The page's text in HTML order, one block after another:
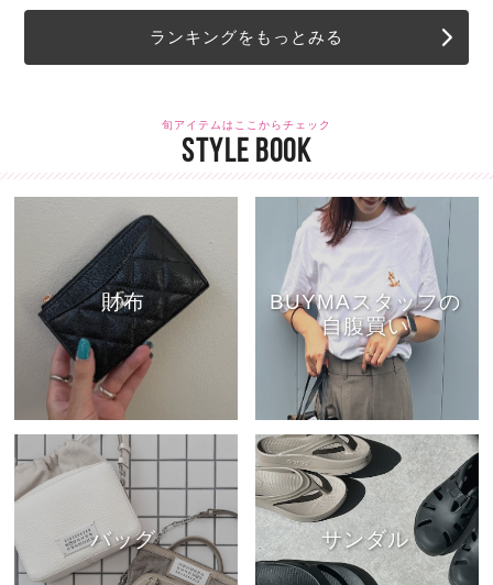
ランキングをもっとみる
旬アイテムはここからチェック
STYLE BOOK
財布
BUYMAスタッフの
自腹買い
バッグ サンダル